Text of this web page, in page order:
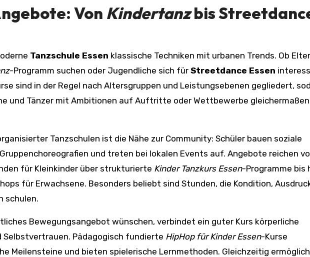
Von Kindertanzbis
Tanzschule Essen klassische Techniken mit urbanen Trends. Ob
-Programm suchen oder Jugendliche sich für Streetdance Essen
sind in der Regel nach Altersgruppen und Leistungsebenen gegliedert,
und Tänzer mit Ambitionen auf Auftritte oder Wettbewerbe gleichermaßen
Tanzschulen ist die Nähe zur Community: Schüler bauen soziale
und treten bei lokalen Events auf. Angebote reichen
für Kleinkinder über strukturierte Kinder Tanzkurs Essen-Programme bis
für Erwachsene. Besonders beliebt sind Stunden, die Kondition,
schulen.
Bewegungsangebot wünschen, verbindet ein guter Kurs körperliche
Selbstvertrauen. Pädagogisch fundierte HipHop für Kinder Essen-Kurse
Meilensteine und bieten spielerische Lernmethoden. Gleichzeitig